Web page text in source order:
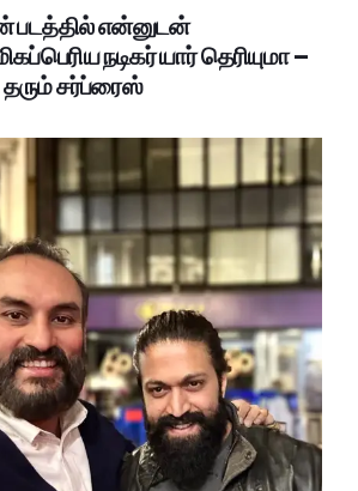
படத்தில் என்னுடன்
நடிகர் யார் தெரியுமா –
சர்ப்ரைஸ்